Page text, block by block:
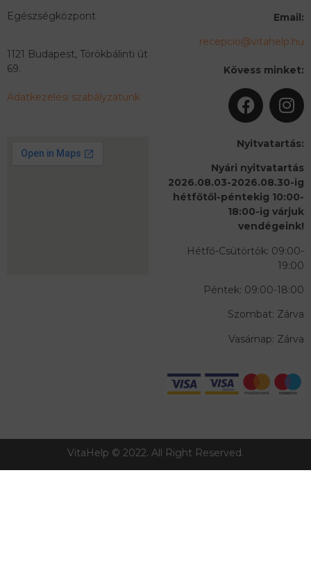
Egészségközpont
1121 Budapest, Törökbálinti út
69.
Adatkezelési szabályzatunk
Email:
recepcio@vitahelp.hu
Kövess minket:
Nyitvatartás:
Nyári nyitvatartás
2026.08.03-2026.08.30-ig
hétfőtől-péntekig 10:00-
18:00-ig várjuk
vendégeink!
Hétfő-Csütörtök: 09:00-
19:00
Péntek: 09:00-18:00
Szombat: Zárva
Vasárnap: Zárva
VitaHelp © 2022. All Right Reserved.